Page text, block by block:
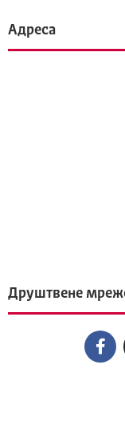
Адреса
Друштвене